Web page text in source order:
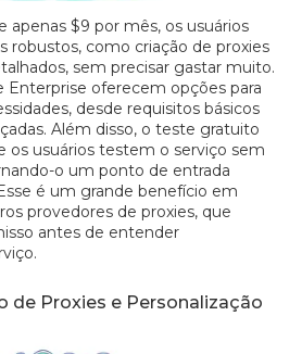
apenas $9 por mês, os usuários
robustos, como criação de proxies
sem precisar gastar muito.
Enterprise oferecem opções para
desde requisitos básicos
Além disso, o teste gratuito
os usuários testem o serviço sem
o um ponto de entrada
é um grande benefício em
provedores de proxies, que
antes de entender
de Proxies e Personalização